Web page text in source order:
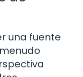
una fuente